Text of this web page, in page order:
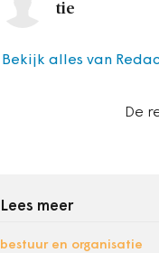
tie
De
Bekijk alles van
Lees meer
bestuur en organisatie